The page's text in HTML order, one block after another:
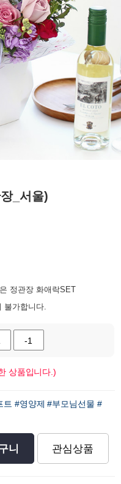
_서울)
정관장 화애락SET
불가합니다.
-1
상품입니다.)
트 #영양제 #부모님선물 #
니 관심상품